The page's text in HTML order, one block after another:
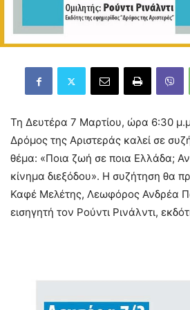
Τη Δευτέρα 7 Μαρτίου, ώρα 6:30
Δρόμος της Αριστεράς καλεί σε
θέμα: «Ποια ζωή σε ποια Ελλάδα;
κίνημα διεξόδου». Η συζήτηση θα
Καφέ Μελέτης, Λεωφόρος Ανδρέα
εισηγητή τον Ρούντι Ρινάλντι,